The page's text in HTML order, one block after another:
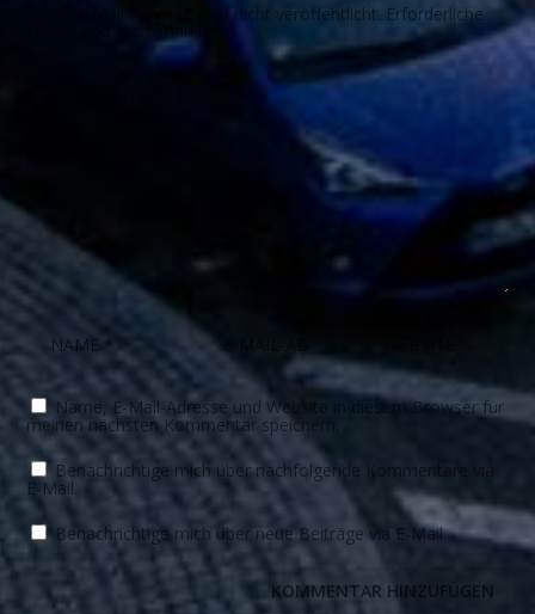
Deine E-Mail-Adresse wird nicht veröffentlicht. Erforderliche
markiert
Name, E-Mail-Adresse und Website in diesem Browser für
meinen nächsten Kommentar speichern.
Benachrichtige mich über nachfolgende Kommentare via
E-Mail.
Benachrichtige mich über neue Beiträge via E-Mail.